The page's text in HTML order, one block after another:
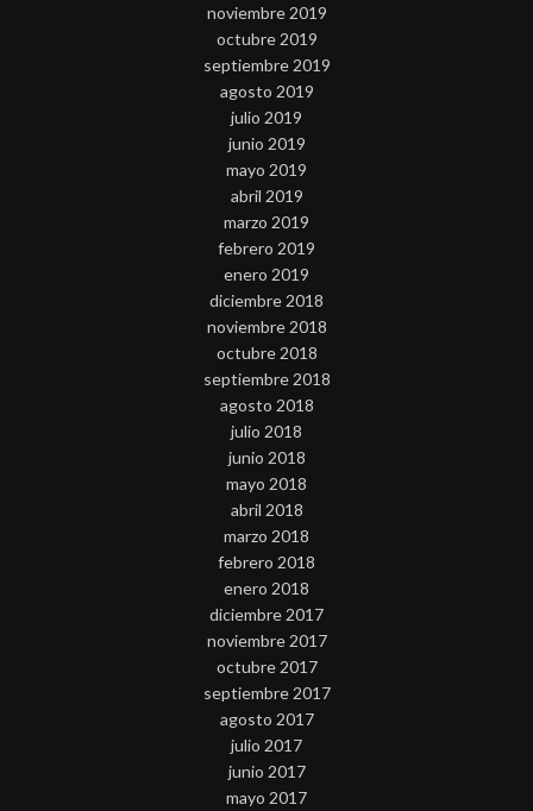
noviembre 2019
octubre 2019
septiembre 2019
agosto 2019
julio 2019
junio 2019
mayo 2019
abril 2019
marzo 2019
febrero 2019
enero 2019
diciembre 2018
noviembre 2018
octubre 2018
septiembre 2018
agosto 2018
julio 2018
junio 2018
mayo 2018
abril 2018
marzo 2018
febrero 2018
enero 2018
diciembre 2017
noviembre 2017
octubre 2017
septiembre 2017
agosto 2017
julio 2017
junio 2017
mayo 2017